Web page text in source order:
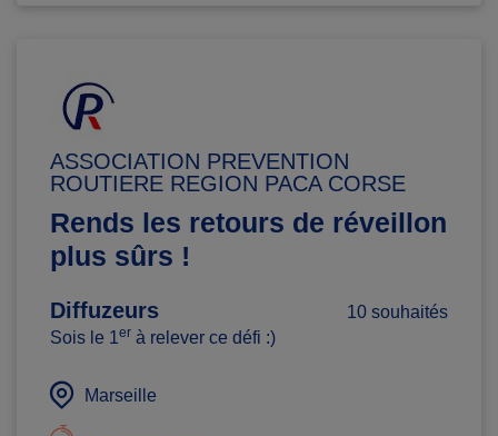
ASSOCIATION PREVENTION
ROUTIERE REGION PACA CORSE
Rends les retours de réveillon
plus sûrs !
Diffuzeurs
10 souhaités
Sois le 1er à relever ce défi :)
Marseille